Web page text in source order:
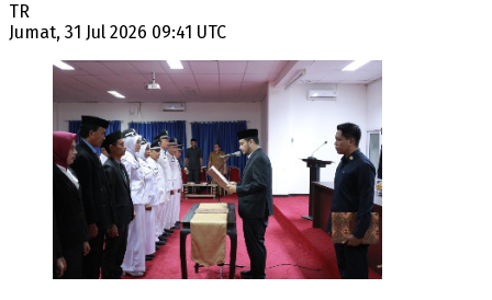
TR
Jumat, 31 Jul 2026 09:41 UTC